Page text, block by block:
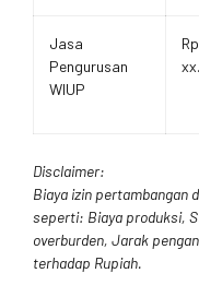
Jasa
Pengurusan
WIUP
Disclaimer:
Biaya izin pertambangan
seperti: Biaya produksi,
overburden, Jarak
terhadap Rupiah.